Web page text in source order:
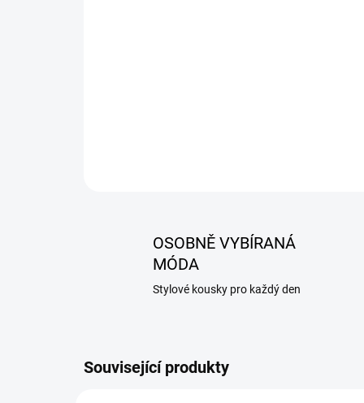
OSOBNĚ VYBÍRANÁ
MÓDA
Stylové kousky pro každý den
Související produkty